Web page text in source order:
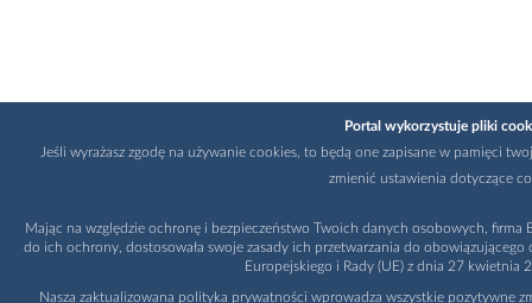
Portal wykorzystuje pliki
Jeśli wyrażasz zgodę na używanie cookies, to będą one zapisane w pamięci
zmienić ustawienia dotyczące
Mając na względzie ochronę i bezpieczeństwo Twoich danych osobowych, firma
do ich ochrony, dostosowała swoje zasady ich przetwarzania do
Europejskiego i Rady (UE) z dnia 27 kwietnia
Nasza zaktualizowana polityka prywatności wprowadza wszystkie pozytywne